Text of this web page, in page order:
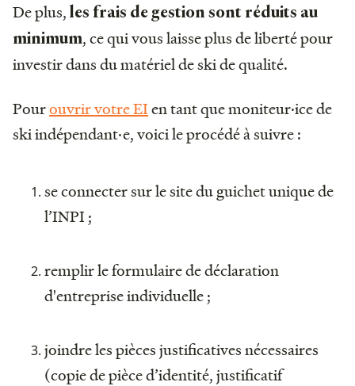
De plus, les frais de gestion sont réduits au
minimum, ce qui vous laisse plus de liberté pour
investir dans du matériel de ski de qualité.
Pourouvrir votre EIen tant que moniteur·ice de
ski indépendant·e, voici le procédé à suivre :
se connecter sur le site du guichet unique de
l’INPI ;
remplir le formulaire de déclaration
d'entreprise individuelle ;
joindre les pièces justificatives nécessaires
(copie de pièce d’identité, justificatif